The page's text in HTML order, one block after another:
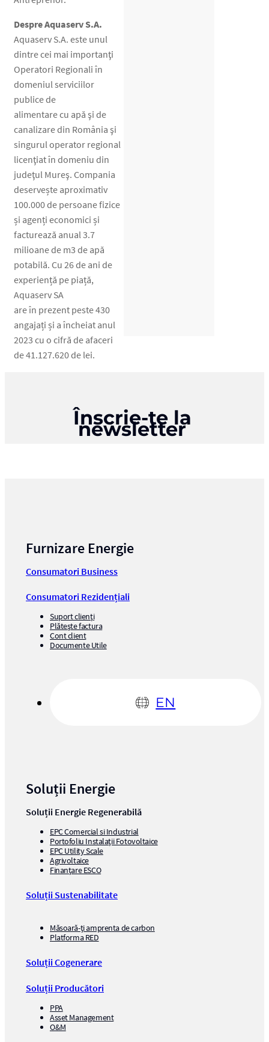
Despre Aquaserv S.A.
Aquaserv S.A. este unul
dintre cei mai importanţi
Operatori Regionali în
domeniul serviciilor
publice de
alimentare cu apă şi de
canalizare din România şi
singurul operator regional
licenţiat în domeniu din
judeţul Mureş. Compania
deservește aproximativ
100.000 de persoane fizice
și agenți economici și
facturează anual 3.7
milioane de m3 de apă
potabilă. Cu 26 de ani de
experiență pe piață,
Aquaserv SA
are în prezent peste 430
angajați și a încheiat anul
2023 cu o cifră de afaceri
de 41.127.620 de lei.
Înscrie-te la
newsletter
Furnizare Energie
Consumatori Business
Consumatori Rezidențiali
Suport clienți
Plătește factura
Cont client
Documente Utile
EN
Soluții Energie
Soluții Energie Regenerabilă
EPC Comercial si Industrial
Portofoliu Instalații Fotovoltaice
EPC Utility Scale
Agrivoltaice
Finanțare ESCO
Soluții Sustenabilitate
Măsoară-ți amprenta de carbon
Platforma RED
Soluții Cogenerare
Soluții Producători
PPA
Asset Management
O&M